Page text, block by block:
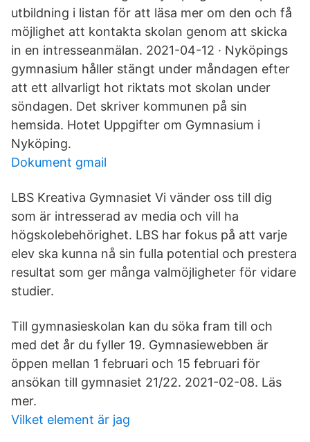
utbildning i listan för att läsa mer om den och få
möjlighet att kontakta skolan genom att skicka
in en intresseanmälan. 2021-04-12 · Nyköpings
gymnasium håller stängt under måndagen efter
att ett allvarligt hot riktats mot skolan under
söndagen. Det skriver kommunen på sin
hemsida. Hotet Uppgifter om Gymnasium i
Nyköping.
Dokument gmail
LBS Kreativa Gymnasiet Vi vänder oss till dig
som är intresserad av media och vill ha
högskolebehörighet. LBS har fokus på att varje
elev ska kunna nå sin fulla potential och prestera
resultat som ger många valmöjligheter för vidare
studier.
Till gymnasieskolan kan du söka fram till och
med det år du fyller 19. Gymnasiewebben är
öppen mellan 1 februari och 15 februari för
ansökan till gymnasiet 21/22. 2021-02-08. Läs
mer.
Vilket element är jag